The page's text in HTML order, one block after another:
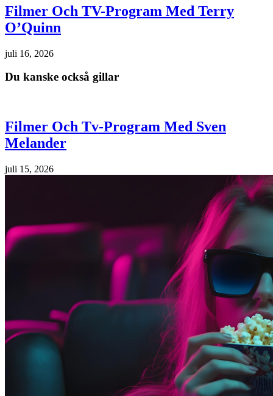
Filmer Och TV-Program Med Terry
O’Quinn
juli 16, 2026
Du kanske också gillar
Filmer Och Tv-Program Med Sven
Melander
juli 15, 2026